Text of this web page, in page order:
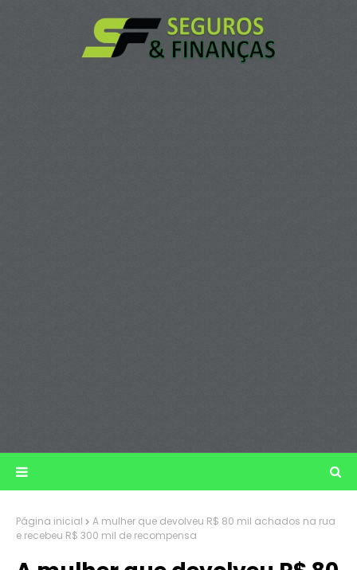
Página inicial
A mulher que devolveu R$ 80 mil achados na rua
e recebeu R$ 300 mil de recompensa